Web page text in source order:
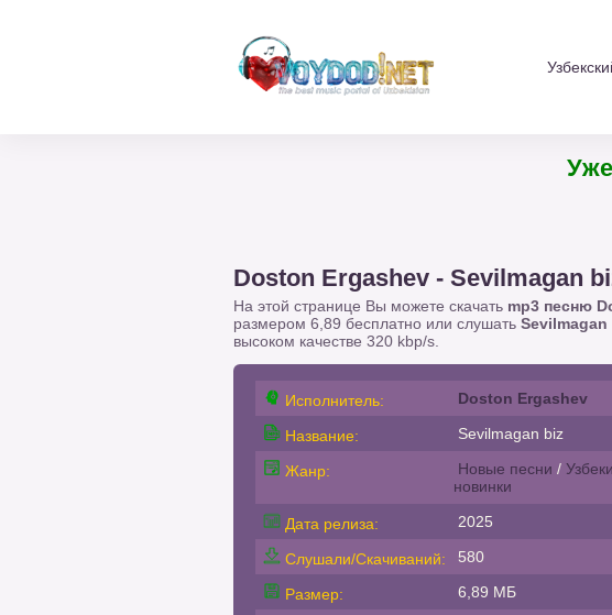
Уже на
Doston Ergashev - Sevilmagan
На этой странице Вы можете скачать mp3 песню
размером 6,89 бесплатно или слушать Sevilmagan
высоком качестве 320 kbp/s.
Исполнитель: Doston Ergashev
Название: Sevilmagan biz
Жанр: Новые песни /
новинки
Дата релиза: 2025
Слушали/Скачиваний: 580
Размер: 6,89 МБ